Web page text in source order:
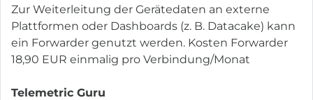
Zur Weiterleitung der Gerätedaten an externe
Plattformen oder Dashboards (z. B. Datacake) kann
ein Forwarder genutzt werden. Kosten Forwarder
18,90 EUR einmalig pro Verbindung/Monat
Telemetric Guru